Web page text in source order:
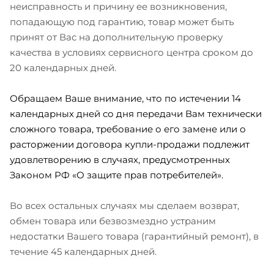
неисправность и причину ее возникновения,
попадающую под гарантию, товар может быть
принят от Вас на дополнительную проверку
качества в условиях сервисного центра сроком до
20 календарных дней.
Обращаем Ваше внимание, что по истечении 14
календарных дней со дня передачи Вам технически
сложного товара, требование о его замене или о
расторжении договора купли-продажи подлежит
удовлетворению в случаях, предусмотренных
Законом РФ «О защите прав потребителей».
Во всех остальных случаях мы сделаем возврат,
обмен товара или безвозмездно устраним
недостатки Вашего товара (гарантийный ремонт), в
течение 45 календарных дней.